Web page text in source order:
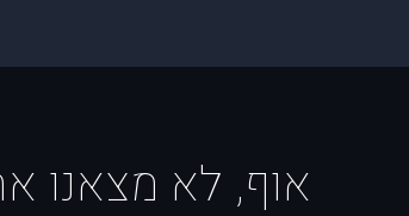
אוף, לא מצאנו